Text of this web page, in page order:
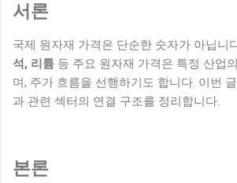
서론
국제 원자재 가격은 단순한 숫자가 아닙니
석, 리튬 등 주요 원자재 가격은 특정 산업
며, 주가 흐름을 선행하기도 합니다. 이번
과 관련 섹터의 연결 구조를 정리합니다.
본론